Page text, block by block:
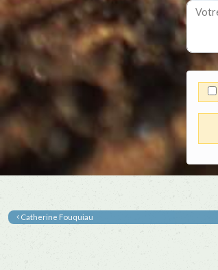
Catherine Fouquiau